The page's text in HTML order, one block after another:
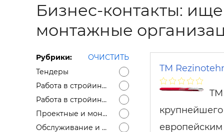
Холод,
Работа
Бизнес-контакты:
монтажные
Рубрики:
ОЧИСТИТЬ
Тендеры
Работа в стройиндустрии — вакансии
Работа в стройиндустрии — резюме
Проектные и монтажные работы
Обслуживание и ремонт сантехники, отопления, кондиционеров
TM